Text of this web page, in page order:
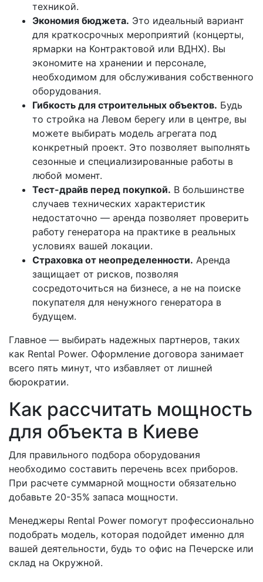
техникой.
Экономия бюджета. Это идеальный вариант
для краткосрочных мероприятий (концерты,
ярмарки на Контрактовой или ВДНХ). Вы
экономите на хранении и персонале,
необходимом для обслуживания собственного
оборудования.
Гибкость для строительных объектов. Будь
то стройка на Левом берегу или в центре, вы
можете выбирать модель агрегата под
конкретный проект. Это позволяет выполнять
сезонные и специализированные работы в
любой момент.
Тест-драйв перед покупкой. В большинстве
случаев технических характеристик
недостаточно — аренда позволяет проверить
работу генератора на практике в реальных
условиях вашей локации.
Страховка от неопределенности. Аренда
защищает от рисков, позволяя
сосредоточиться на бизнесе, а не на поиске
покупателя для ненужного генератора в
будущем.
Главное — выбирать надежных партнеров, таких
как Rental Power. Оформление договора занимает
всего пять минут, что избавляет от лишней
бюрократии.
Как рассчитать мощность
для объекта в Киеве
Для правильного подбора оборудования
необходимо составить перечень всех приборов.
При расчете суммарной мощности обязательно
добавьте 20-35% запаса мощности.
Менеджеры Rental Power помогут профессионально
подобрать модель, которая подойдет именно для
вашей деятельности, будь то офис на Печерске или
склад на Окружной.